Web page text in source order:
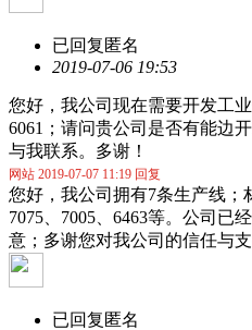
已回复 匿名
2019-07-06 19:53
您好，我公司现在需要开发工
6061；请问贵公司是否有能边
与我联系。多谢！
网站 2019-07-07 11:19 回复
您好，我公司拥有7条生产线；
7075、7005、6463等。公司已
意；多谢您对我公司的信任与支
已回复 匿名